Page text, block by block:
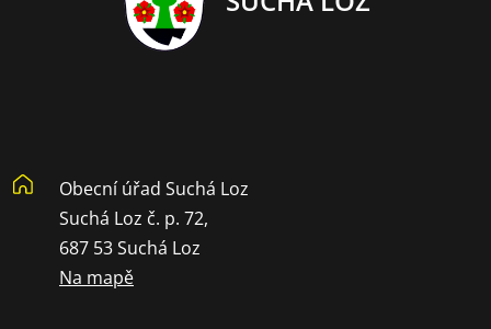
Obecní úřad Suchá Loz
Suchá Loz č. p. 72,
687 53 Suchá Loz
Na mapě